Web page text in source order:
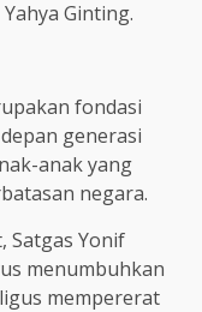
Ginting.
fondasi
generasi
anak yang
negara.
Satgas Yonif
menumbuhkan
mempererat